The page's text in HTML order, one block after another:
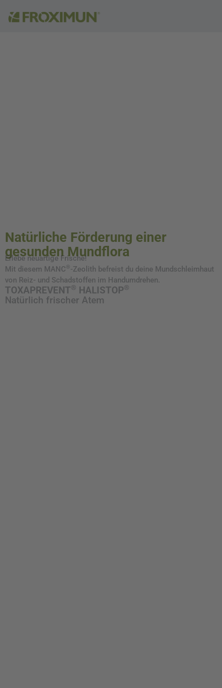
Natürliche Förderung einer
gesunden Mundflora
Erlebe neuartige Frische!
Mit diesem MANC ® -Zeolith befreist du deine Mundschleimhaut
von Reiz- und Schadstoffen im Handumdrehen.
TOXAPREVENT® HALISTOP®
Natürlich frischer Atem